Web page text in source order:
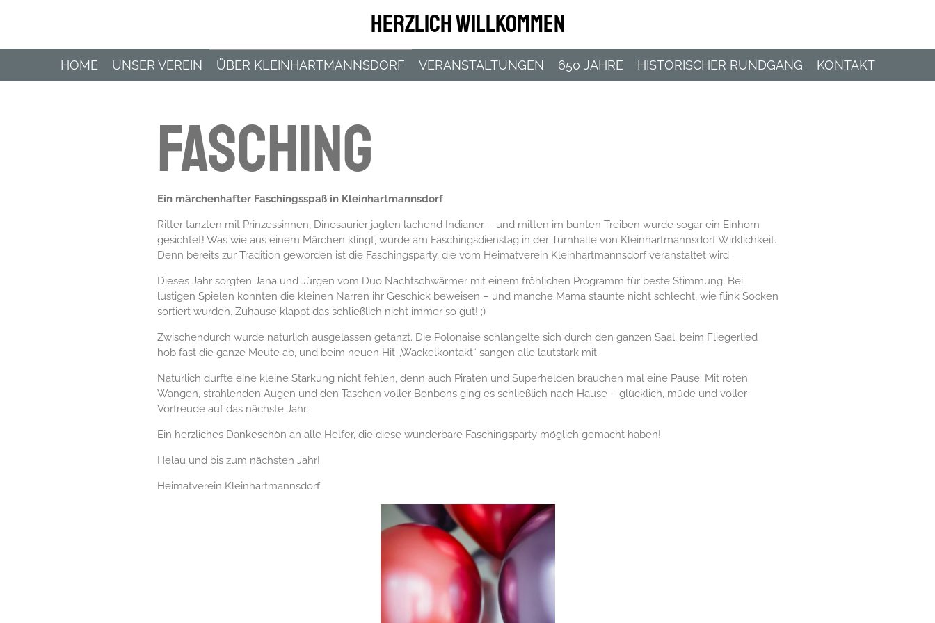
Herzlich WILLKOMMEN
HOME UNSER VEREIN ÜBER KLEINHARTMANNSDORF VERANSTALTUNGEN 650 JAHRE HISTORISCHER RUNDGANG KONTAKT
FASCHING
Ein märchenhafter Faschingsspaß in Kleinhartmannsdorf
Ritter tanzten mit Prinzessinnen, Dinosaurier jagten lachend Indianer – und mitten im bunten Treiben wurde sogar ein Einhorn
gesichtet! Was wie aus einem Märchen klingt, wurde am Faschingsdienstag in der Turnhalle von Kleinhartmannsdorf Wirklichkeit.
Denn bereits zur Tradition geworden ist die Faschingsparty, die vom Heimatverein Kleinhartmannsdorf veranstaltet wird.
Dieses Jahr sorgten Jana und Jürgen vom Duo Nachtschwärmer mit einem fröhlichen Programm für beste Stimmung. Bei
lustigen Spielen konnten die kleinen Narren ihr Geschick beweisen – und manche Mama staunte nicht schlecht, wie flink Socken
sortiert wurden. Zuhause klappt das schließlich nicht immer so gut! ;)
Zwischendurch wurde natürlich ausgelassen getanzt. Die Polonaise schlängelte sich durch den ganzen Saal, beim Fliegerlied
hob fast die ganze Meute ab, und beim neuen Hit „Wackelkontakt“ sangen alle lautstark mit.
Natürlich durfte eine kleine Stärkung nicht fehlen, denn auch Piraten und Superhelden brauchen mal eine Pause. Mit roten
Wangen, strahlenden Augen und den Taschen voller Bonbons ging es schließlich nach Hause – glücklich, müde und voller
Vorfreude auf das nächste Jahr.
Ein herzliches Dankeschön an alle Helfer, die diese wunderbare Faschingsparty möglich gemacht haben!
Helau und bis zum nächsten Jahr!
Heimatverein Kleinhartmannsdorf